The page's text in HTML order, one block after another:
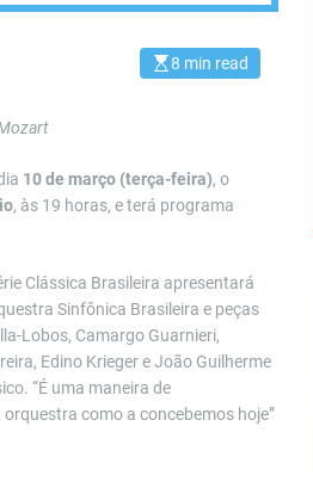
E
e
d
t
i
m
e
8 min read
10 de março (terça-feira), o
, às 19 horas, e terá programa
Clássica Brasileira apresentará
Sinfônica Brasileira e peças
Lobos, Camargo Guarnieri,
Edino Krieger e João Guilherme
“É uma maneira de
como a concebemos hoje”